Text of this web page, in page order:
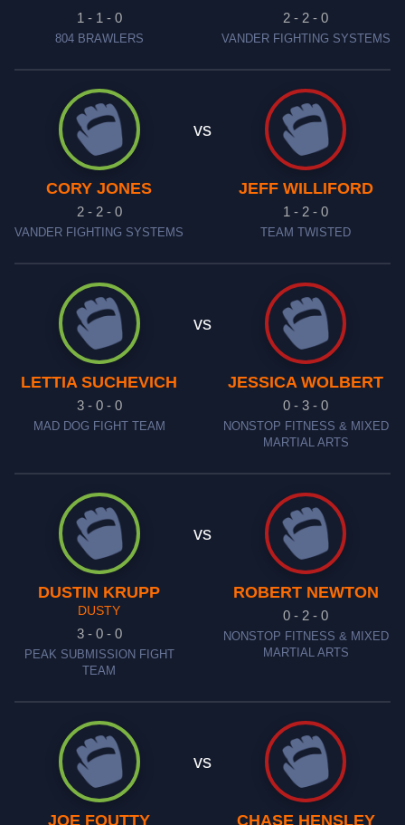
1 - 1 - 0
804 BRAWLERS
2 - 2 - 0
VANDER FIGHTING SYSTEMS
CORY JONES
2 - 2 - 0
VANDER FIGHTING SYSTEMS
vs
JEFF WILLIFORD
1 - 2 - 0
TEAM TWISTED
LETTIA SUCHEVICH
3 - 0 - 0
MAD DOG FIGHT TEAM
vs
JESSICA WOLBERT
0 - 3 - 0
NONSTOP FITNESS & MIXED
MARTIAL ARTS
DUSTIN KRUPP
DUSTY
3 - 0 - 0
PEAK SUBMISSION FIGHT
TEAM
vs
ROBERT NEWTON
0 - 2 - 0
NONSTOP FITNESS & MIXED
MARTIAL ARTS
JOE FOUTTY
vs
CHASE HENSLEY